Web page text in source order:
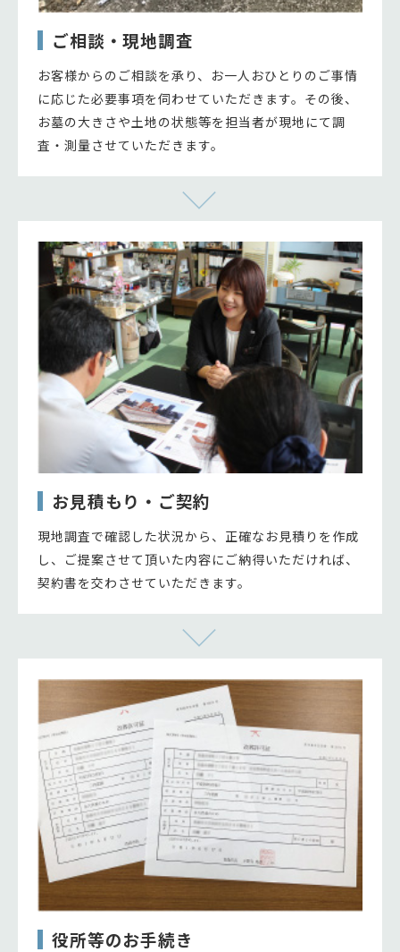
ご相談・現地調査
お客様からのご相談を承り、お一人おひとりのご事情
に応じた必要事項を伺わせていただきます。その後、
お墓の大きさや土地の状態等を担当者が現地にて調
査・測量させていただきます。
お見積もり・ご契約
現地調査で確認した状況から、正確なお見積りを作成
し、ご提案させて頂いた内容にご納得いただければ、
契約書を交わさせていただきます。
役所等のお手続き